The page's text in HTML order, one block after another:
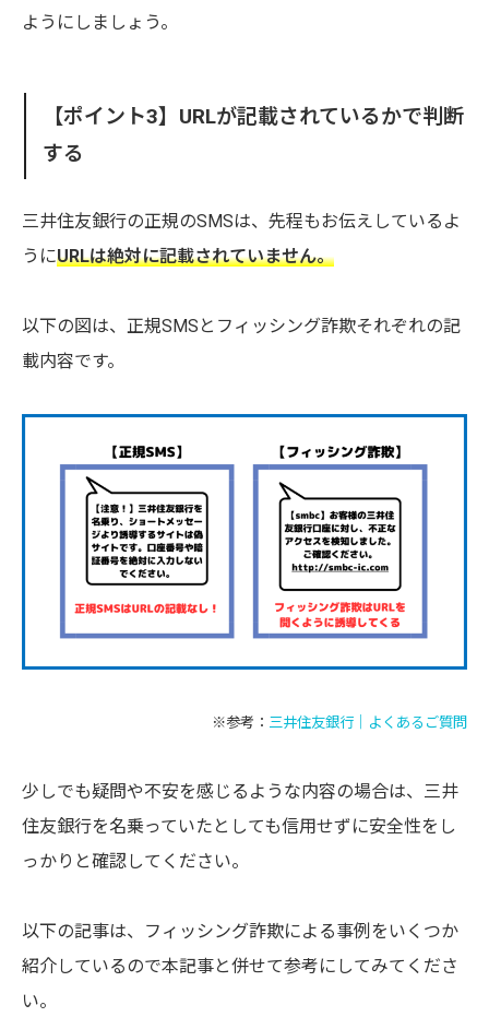
ようにしましょう。
【ポイント3】URLが記載されているかで判断
する
三井住友銀行の正規のSMSは、先程もお伝えしているよ
うにURLは絶対に記載されていません。
以下の図は、正規SMSとフィッシング詐欺それぞれの記
載内容です。
※参考： 三井住友銀行｜よくあるご質問
少しでも疑問や不安を感じるような内容の場合は、三井
住友銀行を名乗っていたとしても信用せずに安全性をし
っかりと確認してください。
以下の記事は、フィッシング詐欺による事例をいくつか
紹介しているので本記事と併せて参考にしてみてくださ
い。